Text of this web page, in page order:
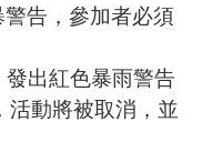
告，參加者必須
出紅色暴雨警告
活動將被取消，並